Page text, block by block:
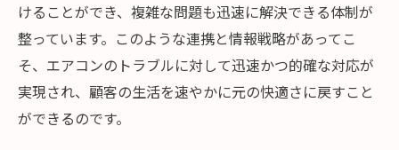
けることができ、複雑な問題も迅速に解決できる体制が
整っています。このような連携と情報戦略があってこ
そ、エアコンのトラブルに対して迅速かつ的確な対応が
実現され、顧客の生活を速やかに元の快適さに戻すこと
ができるのです。